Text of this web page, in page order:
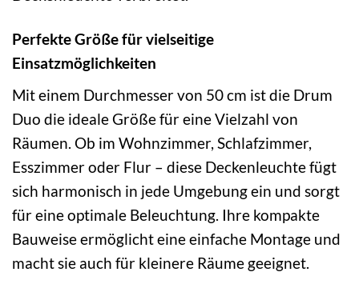
Perfekte Größe für vielseitige
Einsatzmöglichkeiten
Mit einem Durchmesser von 50 cm ist die Drum
Duo die ideale Größe für eine Vielzahl von
Räumen. Ob im Wohnzimmer, Schlafzimmer,
Esszimmer oder Flur – diese Deckenleuchte fügt
sich harmonisch in jede Umgebung ein und sorgt
für eine optimale Beleuchtung. Ihre kompakte
Bauweise ermöglicht eine einfache Montage und
macht sie auch für kleinere Räume geeignet.